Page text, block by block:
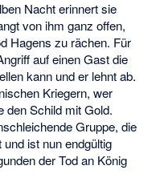
Nacht erinnert sie
von ihm ganz offen,
Hagens zu rächen. Für
auf einen Gast die
kann und er lehnt ab.
Kriegern, wer
den Schild mit Gold.
Gruppe, die
ist nun endgültig
der Tod an König